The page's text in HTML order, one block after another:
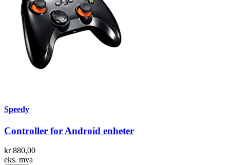
Speedy
Controller for Android enheter
kr 880,00
eks. mva